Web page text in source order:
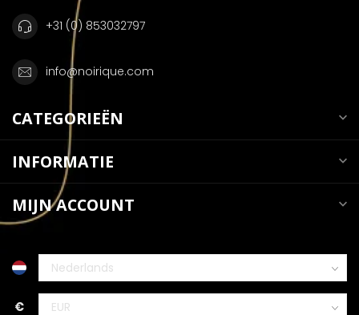
+31 (0) 853032797
info@noirique.com
CATEGORIEËN
INFORMATIE
MIJN ACCOUNT
€